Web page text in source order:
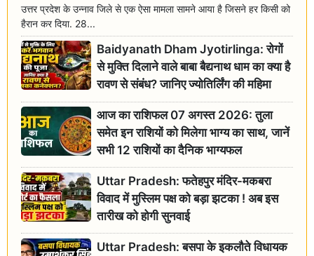
उत्तर प्रदेश के उन्नाव जिले से एक ऐसा मामला सामने आया है जिसने हर किसी को
हैरान कर दिया. 28...
Baidyanath Dham Jyotirlinga: रोगों
से मुक्ति दिलाने वाले बाबा बैद्यनाथ धाम का क्या है
रावण से संबंध? जानिए ज्योतिर्लिंग की महिमा
आज का राशिफल 07 अगस्त 2026: तुला
समेत इन राशियों को मिलेगा भाग्य का साथ, जानें
सभी 12 राशियों का दैनिक भाग्यफल
Uttar Pradesh: फतेहपुर मंदिर-मकबरा
विवाद में मुस्लिम पक्ष को बड़ा झटका ! अब इस
तारीख को होगी सुनवाई
Uttar Pradesh: बसपा के इकलौते विधायक